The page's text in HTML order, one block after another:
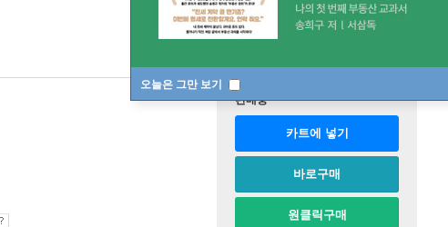
오늘은 그만 보기
판매중
카트에 넣기
바로구매
원클릭구매